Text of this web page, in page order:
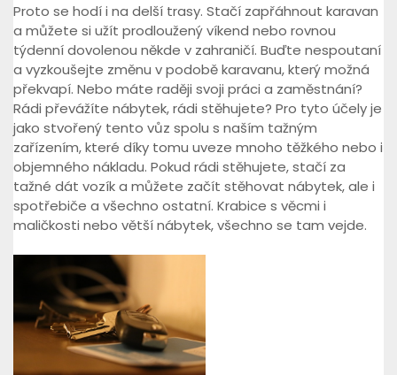
Proto se hodí i na delší trasy. Stačí zapřáhnout karavan
a můžete si užít prodloužený víkend nebo rovnou
týdenní dovolenou někde v zahraničí. Buďte nespoutaní
a vyzkoušejte změnu v podobě karavanu, který možná
překvapí. Nebo máte raději svoji práci a zaměstnání?
Rádi převážíte nábytek, rádi stěhujete? Pro tyto účely je
jako stvořený tento vůz spolu s naším tažným
zařízením, které díky tomu uveze mnoho těžkého nebo i
objemného nákladu. Pokud rádi stěhujete, stačí za
tažné dát vozík a můžete začít stěhovat nábytek, ale i
spotřebiče a všechno ostatní. Krabice s věcmi i
maličkosti nebo větší nábytek, všechno se tam vejde.